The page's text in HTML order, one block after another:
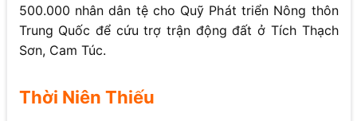
500.000 nhân dân tệ cho Quỹ Phát triển Nông thôn
Trung Quốc để cứu trợ trận động đất ở Tích Thạch
Sơn, Cam Túc.
Thời Niên Thiếu